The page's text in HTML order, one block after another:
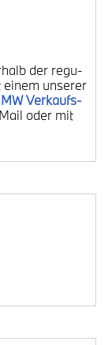
der regu­
einem unse­rer
Ver­kaufs­
oder mit